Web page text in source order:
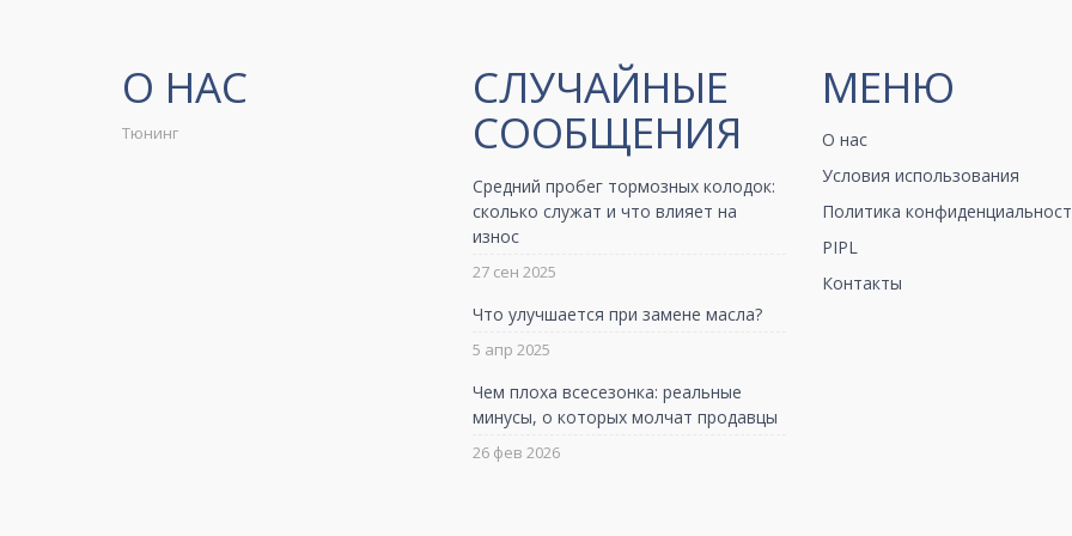
О НАС
Тюнинг
СЛУЧАЙНЫЕ
СООБЩЕНИЯ
Средний пробег тормозных колодок:
сколько служат и что влияет на
износ
27 сен 2025
Что улучшается при замене масла?
5 апр 2025
Чем плоха всесезонка: реальные
минусы, о которых молчат продавцы
26 фев 2026
МЕНЮ
О нас
Условия использования
Политика
PIPL
Контакты